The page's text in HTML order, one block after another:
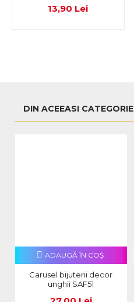
13,90 Lei
DIN ACEEASI CATEGORIE
Carusel bijuterii decor
unghii SAF51
ADAUGĂ ÎN COŞ